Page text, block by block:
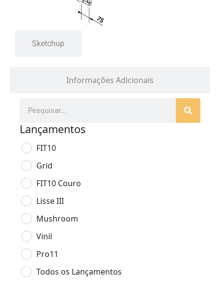
Informações Adicionais
Sketchup
Lançamentos
FIT10
Grid
FIT10 Couro
Lisse III
Mushroom
Vinil
Pro11
Todos os Lançamentos